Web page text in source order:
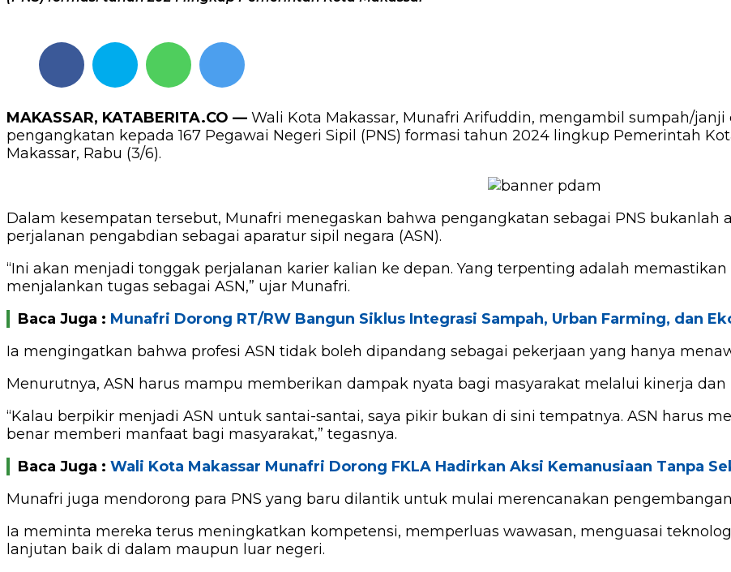
MAKASSAR, KATABERITA.CO — Wali Kota Makassar, Munafri Arifuddin, mengambil sumpah/janji
pengangkatan kepada 167 Pegawai Negeri Sipil (PNS) formasi tahun 2024 lingkup Pemerintah
Makassar, Rabu (3/6).
Dalam kesempatan tersebut, Munafri menegaskan bahwa pengangkatan sebagai PNS bukanlah
perjalanan pengabdian sebagai aparatur sipil negara (ASN).
“Ini akan menjadi tonggak perjalanan karier kalian ke depan. Yang terpenting adalah
menjalankan tugas sebagai ASN,” ujar Munafri.
Baca Juga : Munafri Dorong RT/RW Bangun Siklus Integrasi Sampah, Urban Farming, dan
Ia mengingatkan bahwa profesi ASN tidak boleh dipandang sebagai pekerjaan yang hanya
Menurutnya, ASN harus mampu memberikan dampak nyata bagi masyarakat melalui kinerja dan
“Kalau berpikir menjadi ASN untuk santai-santai, saya pikir bukan di sini tempatnya. ASN harus
benar memberi manfaat bagi masyarakat,” tegasnya.
Baca Juga : Wali Kota Makassar Munafri Dorong FKLA Hadirkan Aksi Kemanusiaan Tanpa
Munafri juga mendorong para PNS yang baru dilantik untuk mulai merencanakan
Ia meminta mereka terus meningkatkan kompetensi, memperluas wawasan, menguasai
lanjutan baik di dalam maupun luar negeri.